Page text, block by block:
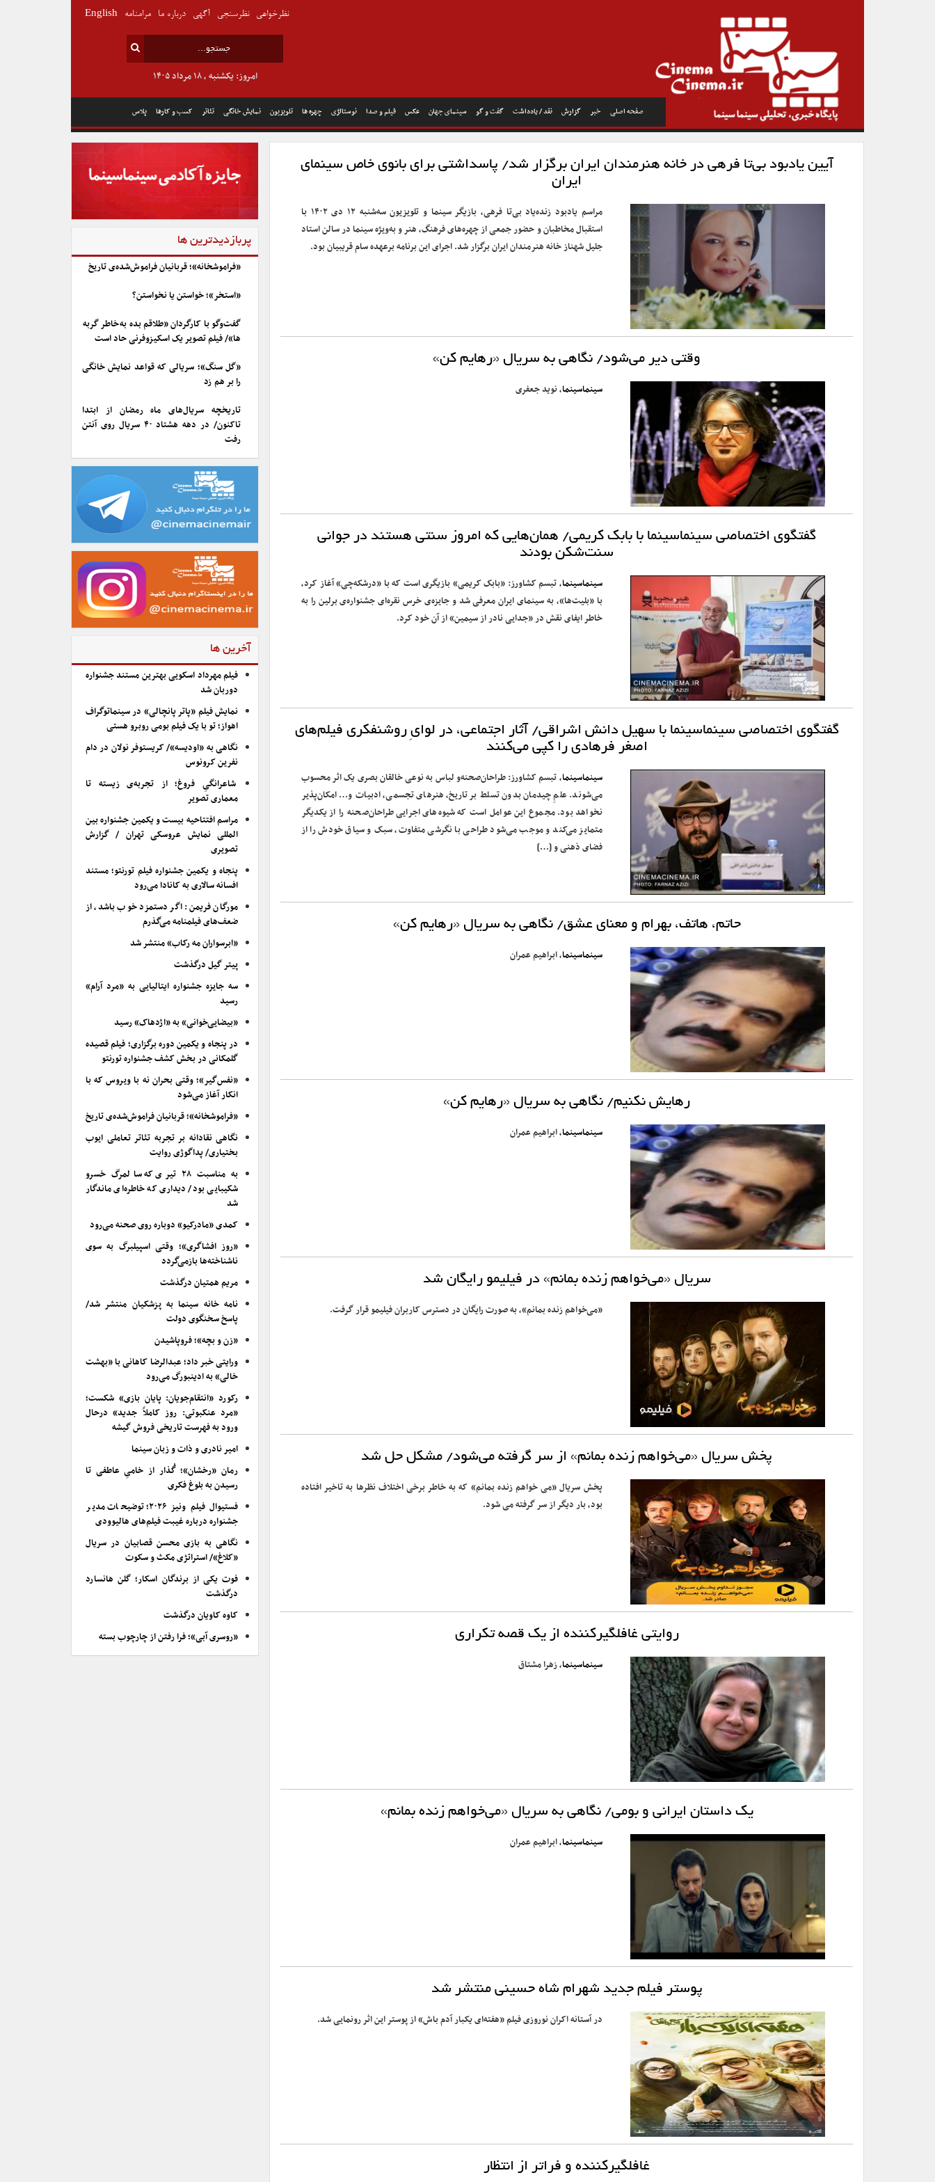
صفحه اصلی خبر گزارش نقد / یادداشت گفت و گو سینمای جهان عکس فیلم و صدا نوستالژی چهره ها تلویزیون نمایش خانگی تئاتر کسب و کارها پلاس
امروز: یکشنبه , ۱۸ مرداد ۱۴۰۵
نظرخواهی نظرسنجی آگهی درباره ما مرامنامه English
آیین یادبود بی‌تا فرهی در خانه هنرمندان ایران برگزار شد/ پاسداشتی برای بانوی خاص سینمای
ایران
مراسم یادبود زنده‌یاد بی‌تا فرهی، بازیگر سینما و تلویزیون سه‌شنبه ۱۲ دی ۱۴۰۲ با
استقبال مخاطبان و حضور جمعی از چهره‌های فرهنگ، هنر و به‌ویژه سینما در سالن استاد
جلیل شهناز خانه هنرمندان ایران برگزار شد. اجرای این برنامه برعهده سام قریبیان بود.
وقتی دیر می‌شود/ نگاهی به سریال «رهایم کن»
سینماسینما، نوید جعفری
گفتگوی اختصاصی سینماسینما با بابک کریمی/ همان‌هایی که امروز سنتی هستند در جوانی
سنت‌شکن بودند
سینماسینما، تبسم کشاورز: «بابک کریمی» بازیگری است که با «درشکه‌چی» آغاز کرد،
با «بلیت‌ها»، به سینمای ایران معرفی شد و جایزه‌ی خرس نقره‌ای جشنواره‌ی برلین را به
خاطر ایفای نقش در «جدایی نادر از سیمین» از آن خود کرد.
گفتگوی اختصاصی سینماسینما با سهیل دانش اشراقی/ آثار اجتماعی، در لوایِ روشنفکری فیلم‌های
اصغر فرهادی را کپی می‌کنند
سینماسینما، تبسم کشاورز: طراحان‌صحنه‌و لباس به نوعی خالقان بصری یک اثر محسوب
می‌شوند. علمِ چیدمان بدون تسلط بر تاریخ، هنرهای تجسمی، ادبیات و… امکان‌پذیر
نخواهد بود. مجموع این عوامل است که شیوه‌‌های اجرایی طراحان‌‌صحنه را از یکدیگر
متمایز می‌کند و موجب می‌شود طراحی با نگرشی متفاوت، سبک و سیاق خودش را از
فضای ذهنی و […]
حاتم، هاتف، بهرام و معنای عشق/ نگاهی به سریال «رهایم کن»
سینماسینما، ابراهیم عمران
رهایش نکنیم/ نگاهی به سریال «رهایم کن»
سینماسینما، ابراهیم عمران
سریال «می‌خواهم زنده بمانم» در فیلیمو رایگان شد
«می‌خواهم زنده بمانم»، به صورت رایگان در دسترس کاربران فیلیمو قرار گرفت.
پخش سریال «می‌خواهم زنده بمانم» از سر گرفته می‌شود/ مشکل حل شد
پخش سریال «می خواهم زنده بمانم» که به خاطر برخی اختلاف نظرها به تاخیر افتاده
بود، بار دیگر از سر گرفته می شود.
روایتی غافلگیرکننده از یک قصه تکراری
سینماسینما، زهرا مشتاق
یک داستان ایرانی و بومی/ نگاهی به سریال «می‌خواهم زنده بمانم»
سینماسینما، ابراهیم عمران
پوستر فیلم جدید شهرام شاه حسینی منتشر شد
در آستانه اکران نوروزی فیلم «هفته‌ای یکبار آدم باش» از پوستر این اثر رونمایی شد.
غافلگیرکننده و فراتر از انتظار
پربازدیدترین ها
«فراموشخانه»؛ قربانیان فراموش‌شده‌ی تاریخ
«استخر»؛ خواستن یا نخواستن؟
گفت‌وگو با کارگردان «طلاقم بده به خاطر گربه
ها»/ فیلم تصویر یک اسکیزوفرنی حاد است
«گل سنگ»؛ سریالی که قواعد نمایش خانگی
را بر هم زد
تاریخچه سریال‌های ماه رمضان از ابتدا
تاکنون/ در دهه هشتاد ۴۰ سریال روی آنتن
رفت
آخرین ها
فیلم مهرداد اسکویی بهترین مستند جشنواره
دوربان شد
نمایش فیلم «پاتر پانچالی» در سینماتوگراف
اهواز؛ تو با یک فیلم بومی روبرو هستی
نگاهی به «اودیسه»/ کریستوفر نولان در دام
نفرین کرونوس
شاعرانگیِ فروغ؛ از تجربه‌ی زیسته تا
معماری تصویر
مراسم افتتاحیه بیست و یکمین جشنواره بین
المللی نمایش عروسکی تهران / گزارش
تصویری
پنجاه و یکمین جشنواره فیلم تورنتو؛ مستند
افسانه سالاری به کانادا می‌رود
مورگان فریمن: اگر دستمزد خوب باشد، از
ضعف‌های فیلمنامه می‌گذرم
«ابرسواران مه رکاب» منتشر شد
پیتر گیل درگذشت
سه جایزه جشنواره ایتالیایی به «مرد آرام»
رسید
«بیضایی‌خوانی» به «اژدهاک» رسید
در پنجاه و یکمین دوره برگزاری؛ فیلم قصیده
گلمکانی در بخش کشف جشنواره تورنتو
«نفس‌گیر»؛ وقتی بحران نه با ویروس که با
انکار آغاز می‌شود
«فراموشخانه»؛ قربانیان فراموش‌شده‌ی تاریخ
نگاهی نقادانه بر تجربه تئاتر تعاملی ایوب
بختیاری/ پداگوژی روایت
به مناسبت ۲۸ تیری که سالمرگ خسرو
شکیبایی بود/ دیداری که خاطره‌ای ماندگار
شد
کمدی «مادرکیو» دوباره روی صحنه می‌رود
«روز افشاگری»؛ وقتی اسپیلبرگ به سوی
ناشناخته‌ها بازمی‌گردد
مریم همتیان درگذشت
نامه خانه سینما به پزشکیان منتشر شد/
پاسخ سخنگوی دولت
«زن و بچه»؛ فروپاشیدن
ورایتی خبر داد؛ عبدالرضا کاهانی با «بهشت
خالی» به ادینبورگ می‌رود
رکورد «انتقام‌جویان: پایان بازی» شکست؛
«مرد عنکبوتی: روز کاملاً جدید» درحال
ورود به فهرست تاریخی فروش گیشه
امیر نادری و ذات و زبان سینما
رمان «رخشان»؛ گُذار از خامیِ عاطفی تا
رسیدن به بلوغ فکری
فستیوال فیلم ونیز ۲۰۲۶؛ توضیحات مدیر
جشنواره درباره غیبت فیلم‌های هالیوودی
نگاهی به بازی محسن قصابیان در سریال
«کلاغ»/ استراتژی مکث و سکوت
فوت یکی از برندگان اسکار؛ گلن هانسارد
درگذشت
کاوه کاویان درگذشت
«روسری آبی»؛ فرا رفتن از چارچوب بسته